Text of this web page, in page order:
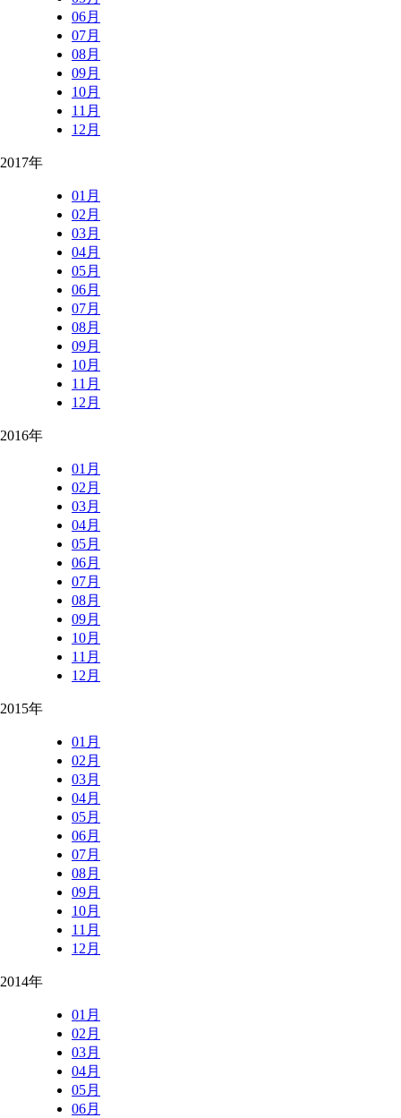
06月
07月
08月
09月
10月
11月
12月
2017年
01月
02月
03月
04月
05月
06月
07月
08月
09月
10月
11月
12月
2016年
01月
02月
03月
04月
05月
06月
07月
08月
09月
10月
11月
12月
2015年
01月
02月
03月
04月
05月
06月
07月
08月
09月
10月
11月
12月
2014年
01月
02月
03月
04月
05月
06月